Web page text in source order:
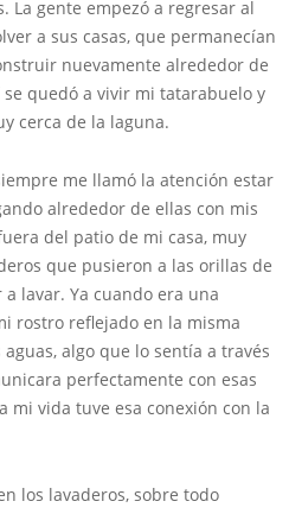
La gente empezó a regresar al
a sus casas, que permanecían
nuevamente alrededor de
quedó a vivir mi tatarabuelo y
cerca de la laguna.
me llamó la atención estar
alrededor de ellas con mis
del patio de mi casa, muy
que pusieron a las orillas de
lavar. Ya cuando era una
rostro reflejado en la misma
algo que lo sentía a través
perfectamente con esas
mi vida tuve esa conexión con la
los lavaderos, sobre todo